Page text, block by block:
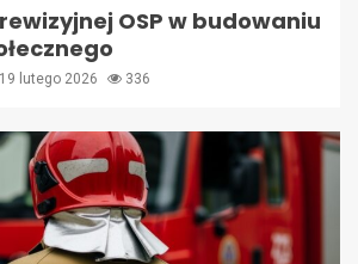
OSP w budowaniu
19 lutego 2026 336